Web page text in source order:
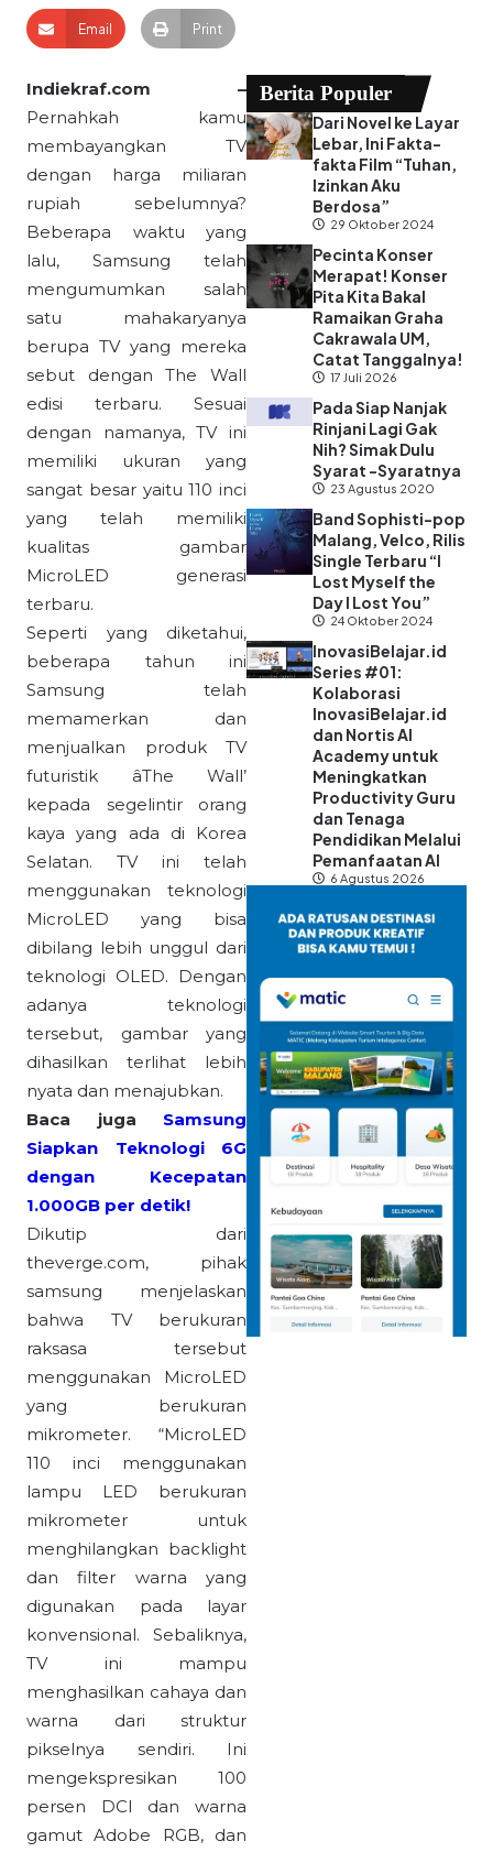
Email Print
Indiekraf.com –
Pernahkah kamu
membayangkan TV
dengan harga miliaran
rupiah sebelumnya?
Beberapa waktu yang
lalu, Samsung telah
mengumumkan salah
satu mahakaryanya
berupa TV yang mereka
sebut dengan The Wall
edisi terbaru. Sesuai
dengan namanya, TV ini
memiliki ukuran yang
sangat besar yaitu 110 inci
yang telah memiliki
kualitas gambar
MicroLED generasi
terbaru.
Seperti yang diketahui,
beberapa tahun ini
Samsung telah
memamerkan dan
menjualkan produk TV
futuristik âThe Wall’
kepada segelintir orang
kaya yang ada di Korea
Selatan. TV ini telah
menggunakan teknologi
MicroLED yang bisa
dibilang lebih unggul dari
teknologi OLED. Dengan
adanya teknologi
tersebut, gambar yang
dihasilkan terlihat lebih
nyata dan menajubkan.
Baca juga Samsung
Siapkan Teknologi 6G
dengan Kecepatan
1.000GB per detik!
Dikutip dari
theverge.com, pihak
samsung menjelaskan
bahwa TV berukuran
raksasa tersebut
menggunakan MicroLED
yang berukuran
mikrometer. “MicroLED
110 inci menggunakan
lampu LED berukuran
mikrometer untuk
menghilangkan backlight
dan filter warna yang
digunakan pada layar
konvensional. Sebaliknya,
TV ini mampu
menghasilkan cahaya dan
warna dari struktur
pikselnya sendiri. Ini
mengekspresikan 100
persen DCI dan warna
gamut Adobe RGB, dan
Berita Populer
Dari Novel ke Layar
Lebar, Ini Fakta-
fakta Film “Tuhan,
Izinkan Aku
Berdosa”
29 Oktober 2024
Pecinta Konser
Merapat! Konser
Pita Kita Bakal
Ramaikan Graha
Cakrawala UM,
Catat Tanggalnya!
17 Juli 2026
Pada Siap Nanjak
Rinjani Lagi Gak
Nih? Simak Dulu
Syarat -Syaratnya
23 Agustus 2020
Band Sophisti-pop
Malang, Velco, Rilis
Single Terbaru “I
Lost Myself the
Day I Lost You”
24 Oktober 2024
InovasiBelajar.id
Series #01:
Kolaborasi
InovasiBelajar.id
dan Nortis AI
Academy untuk
Meningkatkan
Productivity Guru
dan Tenaga
Pendidikan Melalui
Pemanfaatan AI
6 Agustus 2026